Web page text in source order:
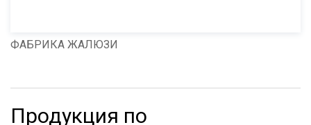
ФАБРИКА ЖАЛЮЗИ
Продукция по